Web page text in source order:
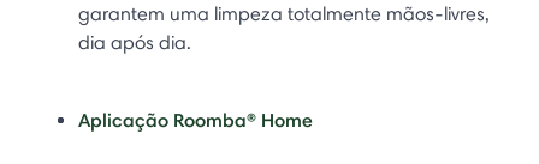
garantem uma limpeza totalmente mãos-livres,
dia após dia.
Aplicação Roomba® Home